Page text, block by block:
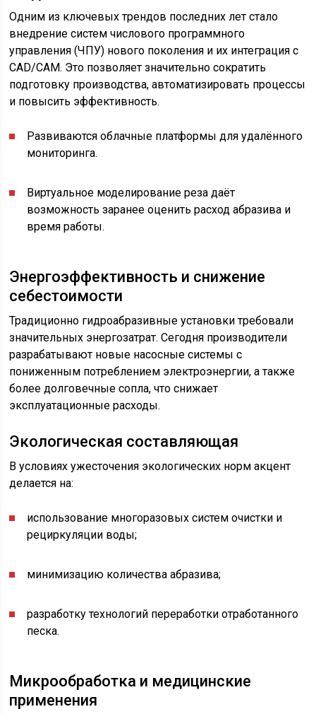
Одним из ключевых трендов последних лет стало
внедрение систем числового программного
управления (ЧПУ) нового поколения и их интеграция с
CAD/CAM. Это позволяет значительно сократить
подготовку производства, автоматизировать процессы
и повысить эффективность.
Развиваются облачные платформы для удалённого
мониторинга.
Виртуальное моделирование реза даёт
возможность заранее оценить расход абразива и
время работы.
Энергоэффективность и снижение
себестоимости
Традиционно гидроабразивные установки требовали
значительных энергозатрат. Сегодня производители
разрабатывают новые насосные системы с
пониженным потреблением электроэнергии, а также
более долговечные сопла, что снижает
эксплуатационные расходы.
Экологическая составляющая
В условиях ужесточения экологических норм акцент
делается на:
использование многоразовых систем очистки и
рециркуляции воды;
минимизацию количества абразива;
разработку технологий переработки отработанного
песка.
Микрообработка и медицинские
применения